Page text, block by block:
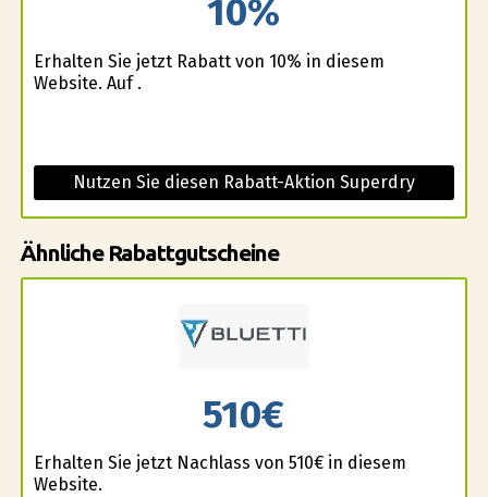
10%
Erhalten Sie jetzt Rabatt von 10% in diesem
Website. Auf .
Nutzen Sie diesen Rabatt-Aktion Superdry
Ähnliche Rabattgutscheine
510€
Erhalten Sie jetzt Nachlass von 510€ in diesem
Website.